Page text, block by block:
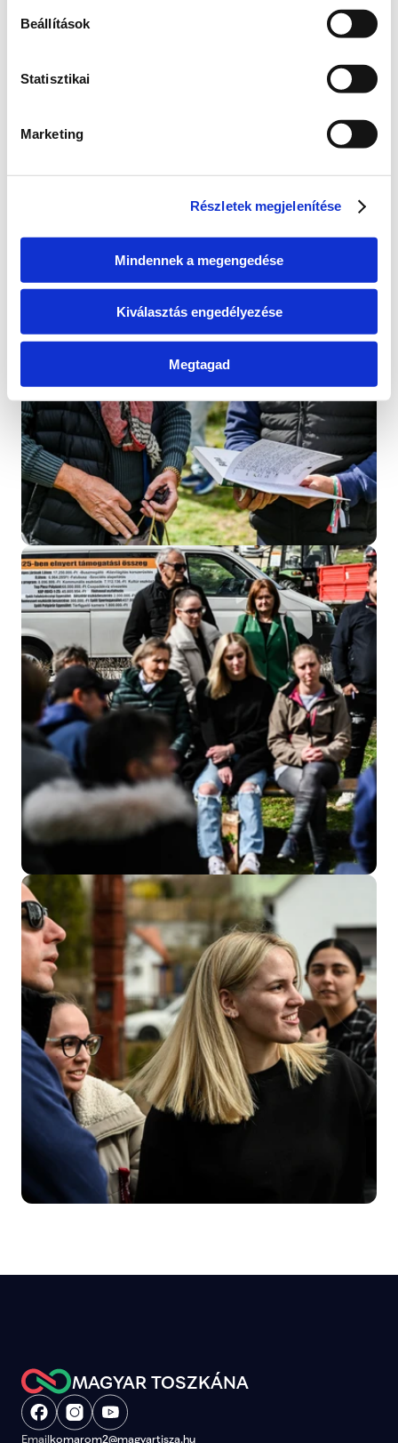
Beállítások
Statisztikai
Marketing
Részletek megjelenítése
Mindennek a megengedése
Kiválasztás engedélyezése
Megtagad
Elindul a társadalmi
Több mint 2000-en támogatták a kezdeményezést,
egyeztetés induljon. Ez fontos visszajelzés arról,
hogy sokaknak szívügye a tó sorsa.
Most az egyeztetés előkészítésén dolgozunk, hogy
minden érintett – a helyiek, a horgászok, a
elmondhassa a véleményét. A részletekkel
hamarosan jelentkezem. Köszönöm a bizalmat és
az eddigi támogatást!
Cikk megtekintése
MAGYAR TOSZKÁNA
Emailkomarom2@magyartisza.hu